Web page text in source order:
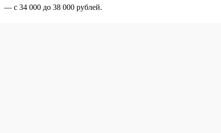
— с 34 000 до 38 000 рублей.